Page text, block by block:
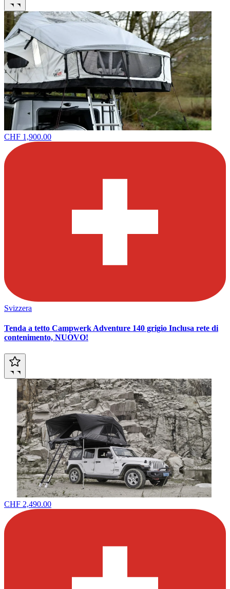
CHF 1,900.00
Svizzera
Tenda a tetto Campwerk Adventure 140 grigio Inclusa rete di
contenimento, NUOVO!
CHF 2,490.00